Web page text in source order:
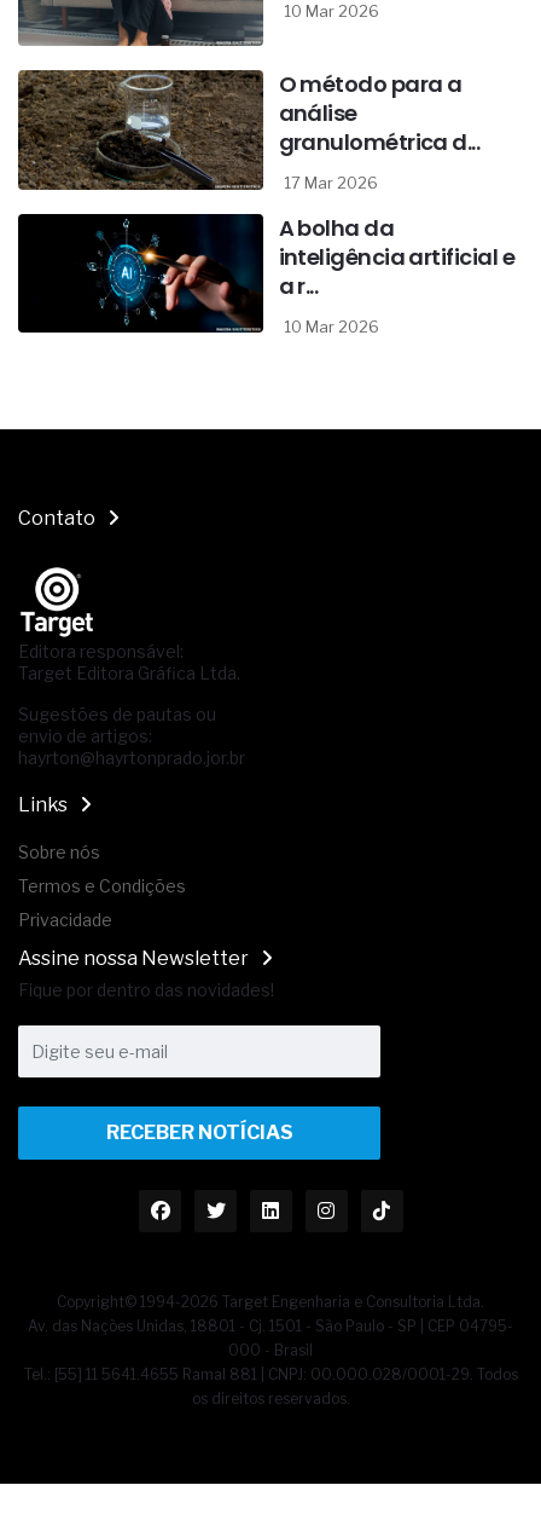
10 Mar 2026
O método para a
análise
granulométrica d...
17 Mar 2026
A bolha da
inteligência artificial e
a r...
10 Mar 2026
Contato
Editora responsável:
Target Editora Gráfica Ltda.
Sugestões de pautas ou
envio de artigos:
hayrton@hayrtonprado.jor.br
Links
Sobre nós
Termos e Condições
Privacidade
Assine nossa Newsletter
Fique por dentro das novidades!
RECEBER NOTÍCIAS
Copyright© 1994-2026 Target Engenharia e Consultoria Ltda.
Av. das Nações Unidas, 18801 - Cj. 1501 - São Paulo - SP | CEP 04795-
000 - Brasil
Tel.: [55] 11 5641.4655 Ramal 881 | CNPJ: 00.000.028/0001-29. Todos
os direitos reservados.